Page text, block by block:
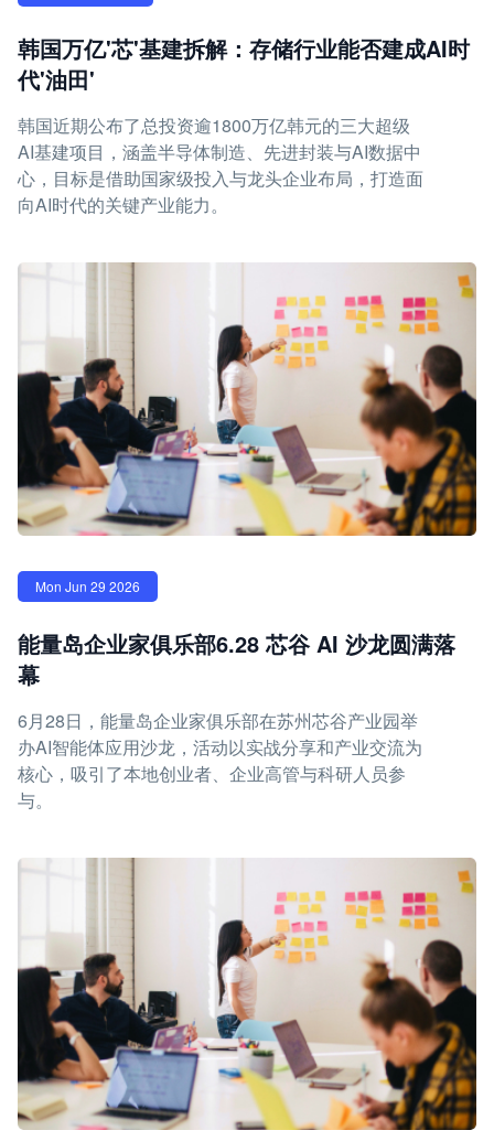
韩国万亿'芯'基建拆解：存储行业能否建成AI时
代'油田'
韩国近期公布了总投资逾1800万亿韩元的三大超级
AI基建项目，涵盖半导体制造、先进封装与AI数据中
心，目标是借助国家级投入与龙头企业布局，打造面
向AI时代的关键产业能力。
Mon Jun 29 2026
能量岛企业家俱乐部6.28 芯谷 AI 沙龙圆满落
幕
6月28日，能量岛企业家俱乐部在苏州芯谷产业园举
办AI智能体应用沙龙，活动以实战分享和产业交流为
核心，吸引了本地创业者、企业高管与科研人员参
与。